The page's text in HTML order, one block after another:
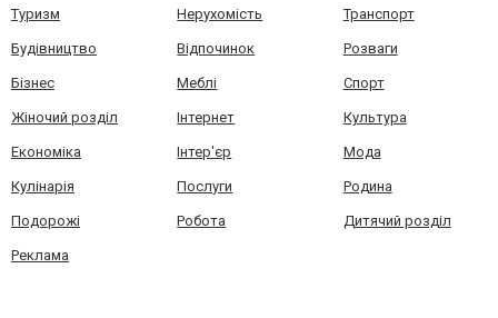
Туризм Нерухомість Транспорт
Будівництво Відпочинок Розваги
Бізнес Меблі Спорт
Жіночий розділ Інтернет Культура
Економіка Інтер'єр Мода
Кулінарія Послуги Родина
Подорожі Робота Дитячий розділ
Реклама